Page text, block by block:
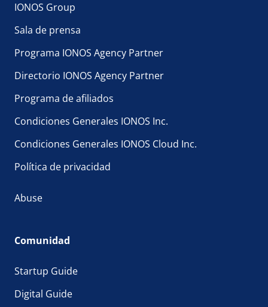
IONOS Group
Sala de prensa
Programa IONOS Agency Partner
Directorio IONOS Agency Partner
Programa de afiliados
Condiciones Generales IONOS Inc.
Condiciones Generales IONOS Cloud Inc.
Política de privacidad
Abuse
Comunidad
Startup Guide
Digital Guide